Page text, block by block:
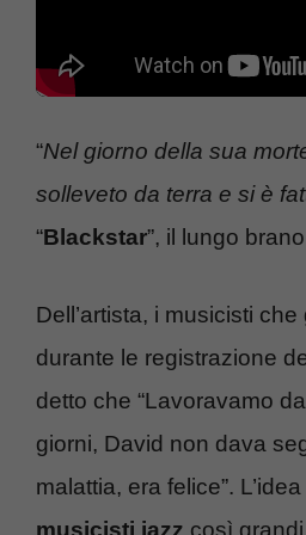
“Nel giorno della sua
solleveto da terra e si è
“Blackstar”, il lungo
Dell’artista, i musicisti
durante le registrazione
detto che “Lavoravamo
giorni, David non dava
malattia, era felice”. L’idea
musicisti jazz così